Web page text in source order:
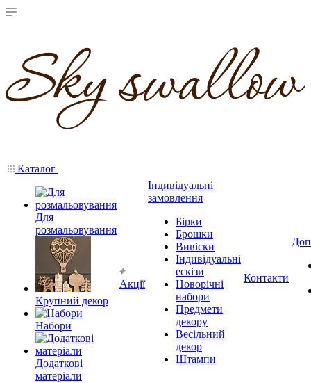
Каталог
Для
розмальовування
Крупний декор
Набори
Додаткові
матеріали
Акції
Індивідуальні
замовлення
Бірки
Брошки
Вивіски
Індивідуальні
ескізи
Новорічні
набори
Предмети
декору
Весільний
декор
Штампи
Контакти